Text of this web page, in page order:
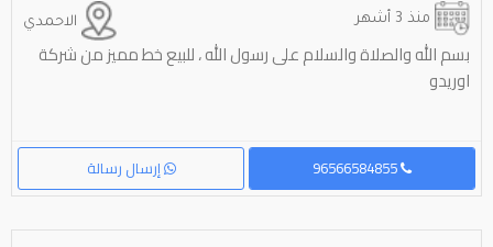
الاحمدي منذ 3 أشهر
بسم الله والصلاة والسلام على رسول الله ، للبيع خط مميز من شركة
اوريدو
إرسال رسالة